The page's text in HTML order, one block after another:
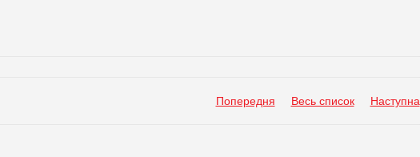
Попередня Весь список Наступна